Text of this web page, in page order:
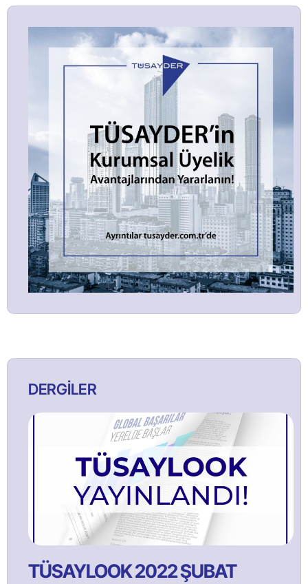
DERGİLER
TÜSAYLOOK 2022 ŞUBAT